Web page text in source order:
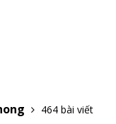
464 bài viết